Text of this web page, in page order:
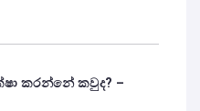
කරන්නේ කවුද? –